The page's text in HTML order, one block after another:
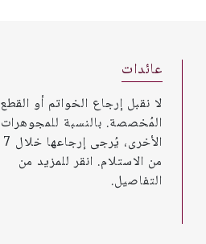
عائدات
لا نقبل إرجاع الخواتم أو القطع
المُخصصة. بالنسبة للمجوهرات
من الاستلام. انقر للمزيد من
التفاصيل.